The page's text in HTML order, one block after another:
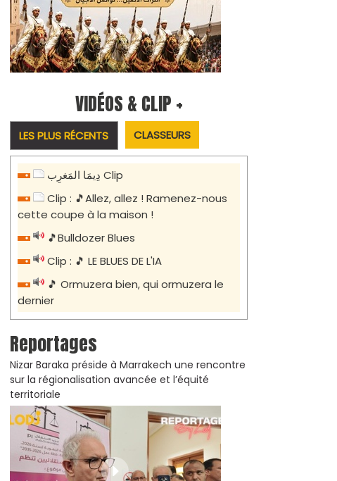
VIDÉOS & CLIP +
LES PLUS RÉCENTS CLASSEURS
دِيمَا المَغرِب Clip
Clip : 🎵Allez, allez ! Ramenez-nous
cette coupe à la maison !
🎵Bulldozer Blues
Clip : 🎵 LE BLUES DE L'IA
🎵 Ormuzera bien, qui ormuzera le
dernier
Reportages
Nizar Baraka préside à Marrakech une rencontre
sur la régionalisation avancée et l’équité
territoriale